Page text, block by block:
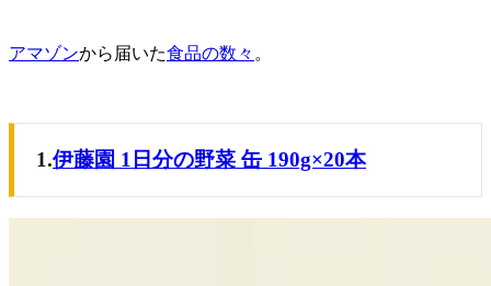
アマゾンから届いた食品の数々 。
1.伊藤園 1日分の野菜 缶 190g×20本